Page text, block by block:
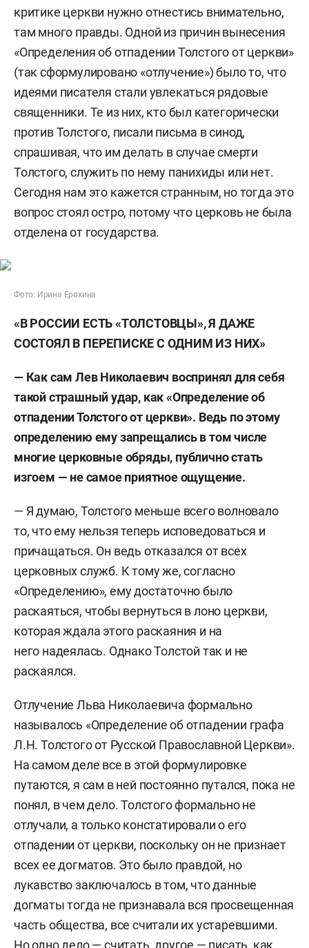
критике церкви нужно отнестись внимательно,
там много правды. Одной из причин вынесения
«Определения об отпадении Толстого от церкви»
(так сформулировано «отлучение») было то, что
идеями писателя стали увлекаться рядовые
священники. Те из них, кто был категорически
против Толстого, писали письма в синод,
спрашивая, что им делать в случае смерти
Толстого, служить по нему панихиды или нет.
Сегодня нам это кажется странным, но тогда это
вопрос стоял остро, потому что церковь не была
отделена от государства.
Фото: Ирина Ерохина
«В РОССИИ ЕСТЬ «ТОЛСТОВЦЫ», Я ДАЖЕ
СОСТОЯЛ В ПЕРЕПИСКЕ С ОДНИМ ИЗ НИХ»
— Как сам Лев Николаевич воспринял для себя
такой страшный удар, как «Определение об
отпадении Толстого от церкви». Ведь по этому
определению ему запрещались в том числе
многие церковные обряды, публично стать
изгоем — не самое приятное ощущение.
— Я думаю, Толстого меньше всего волновало
то, что ему нельзя теперь исповедоваться и
причащаться. Он ведь отказался от всех
церковных служб. К тому же, согласно
«Определению», ему достаточно было
раскаяться, чтобы вернуться в лоно церкви,
которая ждала этого раскаяния и на
него надеялась. Однако Толстой так и не
раскаялся.
Отлучение Льва Николаевича формально
называлось «Определение об отпадении графа
Л.Н. Толстого от Русской Православной Церкви».
На самом деле все в этой формулировке
путаются, я сам в ней постоянно путался, пока не
понял, в чем дело. Толстого формально не
отлучали, а только констатировали о его
отпадении от церкви, поскольку он не признает
всех ее догматов. Это было правдой, но
лукавство заключалось в том, что данные
догматы тогда не признавала вся просвещенная
часть общества, все считали их устаревшими.
Но одно дело — считать, другое — писать, как